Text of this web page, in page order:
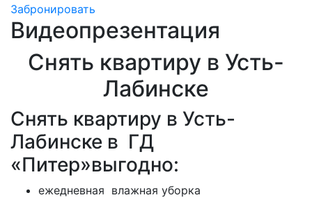
Забронировать
Видеопрезентация
Снять квартиру в Усть-
Лабинске
Снять квартиру в Усть-
Лабинске в ГД
«Питер»выгодно:
ежедневная влажная уборка